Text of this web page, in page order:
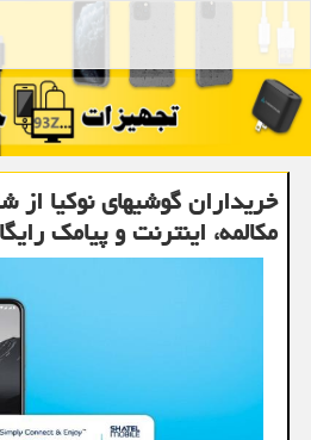
خریداران گوشیهای نوكیا از
مكالمه، اینترنت و پیامك